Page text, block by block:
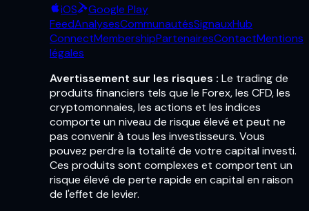
iOS
Google Play
FeedAnalysesCommunautésSignauxHub
ConnectMembershipPartenairesContactMentions
légales
Avertissement sur les risques : Le trading de
produits financiers tels que le Forex, les CFD, les
cryptomonnaies, les actions et les indices
comporte un niveau de risque élevé et peut ne
pas convenir à tous les investisseurs. Vous
pouvez perdre la totalité de votre capital investi.
Ces produits sont complexes et comportent un
risque élevé de perte rapide en capital en raison
de l'effet de levier.